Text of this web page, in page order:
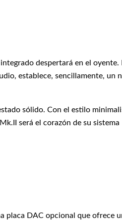
despertará en el oyente.
establece, sencillamente, un
sólido. Con el estilo
será el corazón de su sistema
placa DAC opcional que ofrece